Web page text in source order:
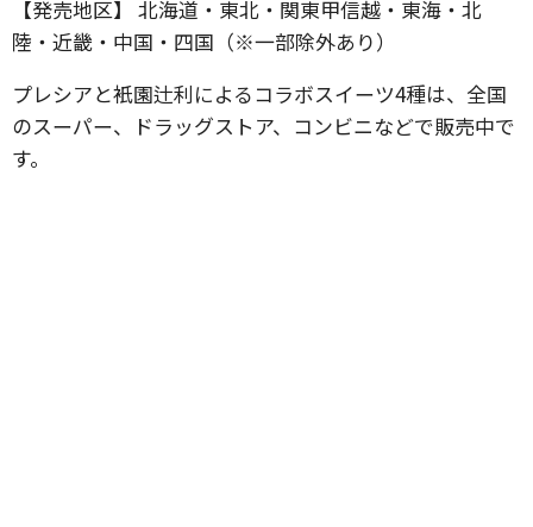
【発売地区】 北海道・東北・関東甲信越・東海・北
陸・近畿・中国・四国（※一部除外あり）
プレシアと衹園辻利によるコラボスイーツ4種は、全国
のスーパー、ドラッグストア、コンビニなどで販売中で
す。